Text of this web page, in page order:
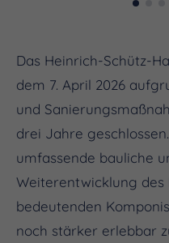
Das Heinrich-Schütz-
dem 7. April 2026
und
drei Jahre
umfassende bauliche
Weiterentwicklung des
bedeutenden
noch stärker erlebbar